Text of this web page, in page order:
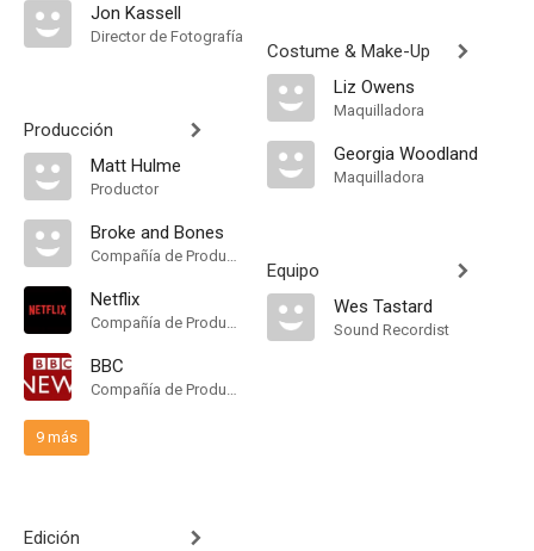
Jon Kassell
Director de Fotografía
Producción
Matt Hulme
Productor
Broke and Bones
Compañía de Produccion
Netflix
Compañía de Produccion
BBC
Compañía de Produccion
9 más
Edición
Costume & Make-Up
Liz Owens
Maquilladora
Georgia Woodland
Maquilladora
Equipo
Wes Tastard
Sound Recordist